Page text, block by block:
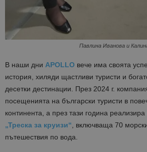
Павлина Иванова и
В наши дни APOLLO вече има своята
история, хиляди щастливи туристи и
десетки дестинации. През 2024 г.
посещенията на български туристи в
континента, а през тази година
„Треска за круизи“, включваща 70
пътешествия по вода.